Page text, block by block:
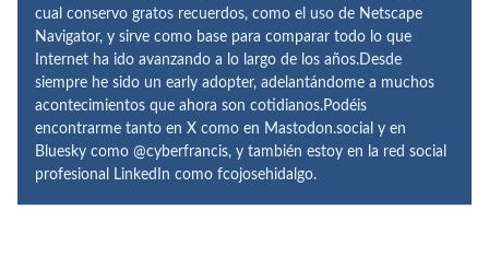
cual conservo gratos recuerdos, como el uso de Netscape
Navigator, y sirve como base para comparar todo lo que
Internet ha ido avanzando a lo largo de los años.Desde
siempre he sido un early adopter, adelantándome a muchos
acontecimientos que ahora son cotidianos.Podéis
encontrarme tanto en X como en Mastodon.social y en
Bluesky como @cyberfrancis, y también estoy en la red social
profesional LinkedIn como fcojosehidalgo.